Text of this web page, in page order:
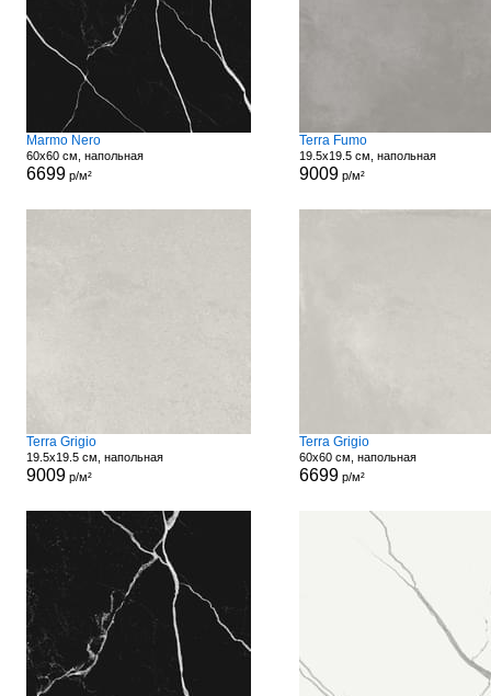
Marmo Nero
60x60 см, напольная
6699р/м²
Terra Fumo
19.5x19.5 см, напольная
9009р/м²
Terra Grigio
19.5x19.5 см, напольная
9009р/м²
Terra Grigio
60x60 см, напольная
6699р/м²